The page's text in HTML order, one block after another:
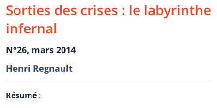
Sorties des crises : le labyrinthe
infernal
N°26, mars 2014
Henri Regnault
Résumé :